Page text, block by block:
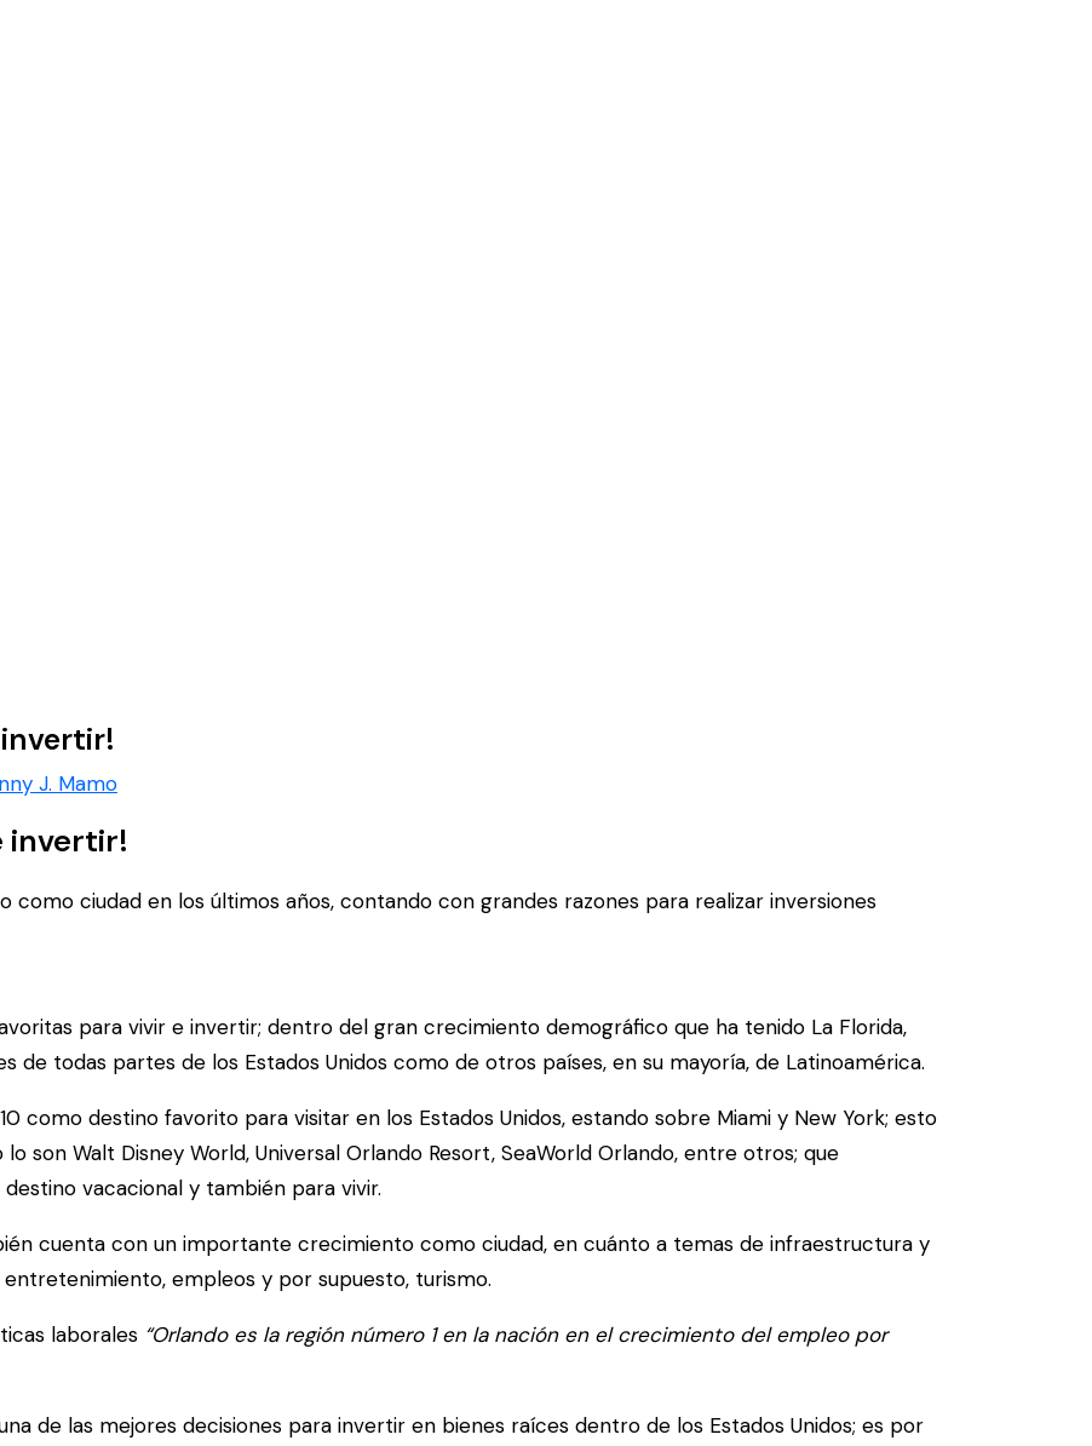
J. Mamo
invertir!
como ciudad en los últimos años, contando con grandes razones para realizar inversiones
para vivir e invertir; dentro del gran crecimiento demográfico que ha tenido La Florida,
todas partes de los Estados Unidos como de otros países, en su mayoría, de Latinoamérica.
como destino favorito para visitar en los Estados Unidos, estando sobre Miami y New York; esto
son Walt Disney World, Universal Orlando Resort, SeaWorld Orlando, entre otros; que
vacacional y también para vivir.
cuenta con un importante crecimiento como ciudad, en cuánto a temas de infraestructura y
empleos y por supuesto, turismo.
laborales “Orlando es la región número 1 en la nación en el crecimiento del empleo por
de las mejores decisiones para invertir en bienes raíces dentro de los Estados Unidos; es por